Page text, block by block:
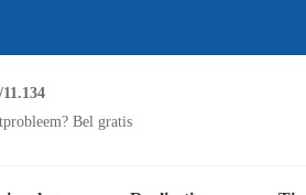
Bel gratis